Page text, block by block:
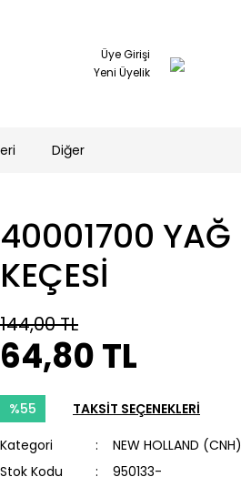
Üye Girişi
Yeni Üyelik
Diğer
40001700 YAĞ
KEÇESİ
144,00 TL
64,80 TL
%55 TAKSİT SEÇENEKLERİ
Kategori
NEW HOLLAND (CNH)
Stok Kodu
950133-